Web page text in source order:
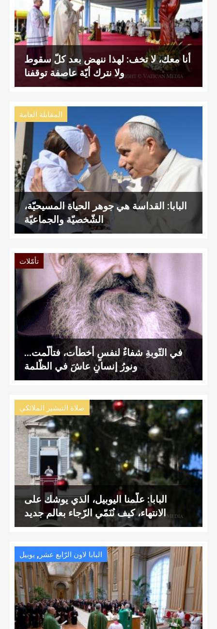
أنا معك، لا تخف: لهذا ننهض بعد كلّ سقوط
ولا نترك أيّة عاصفة توقفنا
المقابلة العامة
البابا: القداسة هي جوهر الحياة المسيحيّة،
الشّخصيّة والجماعيّة
تأمّلات
في التّوبةِ شفاءٌ لنفسٍ أخطأت، فتألّمت…
ونورُ إنسانٍ عاشَ في الظّلمة
صلاة التبشير الملائكي
البابا: علّمنا اليوبيل، الذي يوشك على
الانتهاء، كيف نُنَمّي الرّجاء بعالم جديد
البابا لاون الرّابع عشر , يوبيل